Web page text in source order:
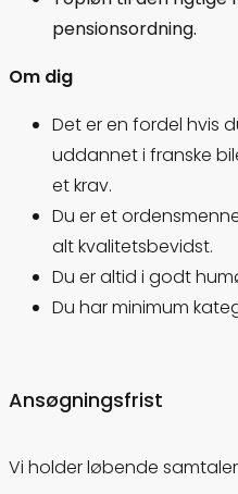
pensionsordning.
Om dig
Det er en fordel hvis
uddannet i franske
et krav.
Du er et
alt kvalitetsbevidst.
Du er altid i godt
Du har minimum
Ansøgningsfrist
Vi holder løbende samtaler